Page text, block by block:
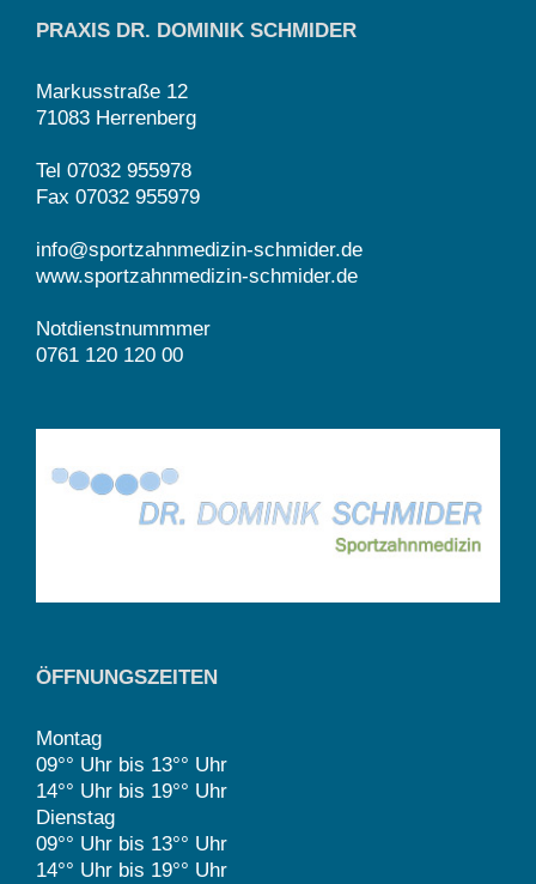
PRAXIS DR. DOMINIK SCHMIDER
Markusstraße 12
71083 Herrenberg
Tel 07032 955978
Fax 07032 955979
info@sportzahnmedizin-schmider.de
www.sportzahnmedizin-schmider.de
Notdienstnummmer
0761 120 120 00
ÖFFNUNGSZEITEN
Montag
09°° Uhr bis 13°° Uhr
14°° Uhr bis 19°° Uhr
Dienstag
09°° Uhr bis 13°° Uhr
14°° Uhr bis 19°° Uhr